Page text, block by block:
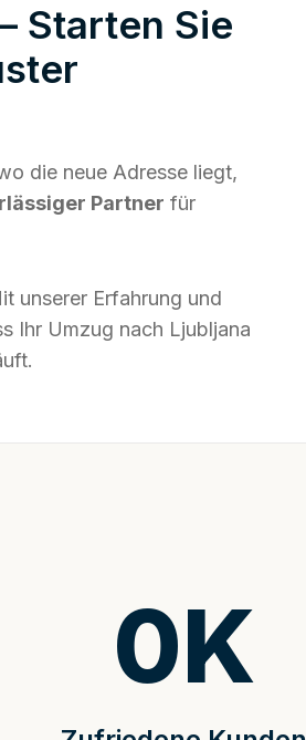
Starten Sie
die neue Adresse liegt,
Partner für
unserer Erfahrung und
Ihr Umzug nach Ljubljana
0K